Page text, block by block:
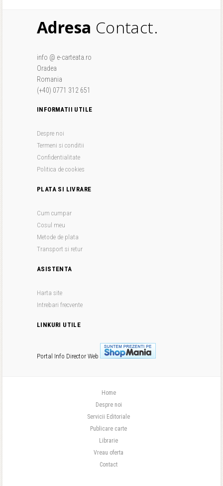
Adresa Contact.
info @ e-carteata.ro
Oradea
Romania
(+40) 0771 312 651
INFORMATII UTILE
Despre noi
Termeni si conditii
Confidentialitate
Politica de cookies
PLATA SI LIVRARE
Cum cumpar
Cosul meu
Metode de plata
Transport si retur
ASISTENTA
Harta site
Intrebari frecvente
LINKURI UTILE
Portal Info Director Web
Home
Despre noi
Servicii Editoriale
Publicare carte
Librarie
Vreau oferta
Contact